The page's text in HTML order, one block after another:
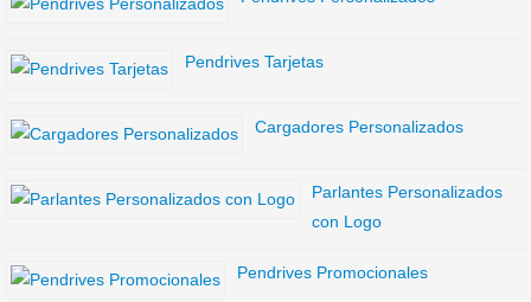
Pendrives Tarjetas
Cargadores Personalizados
Parlantes Personalizados
con Logo
Pendrives Promocionales